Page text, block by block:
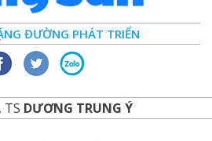
ĐƯỜNG PHÁT TRIỂN
TS DƯƠNG TRUNG Ý